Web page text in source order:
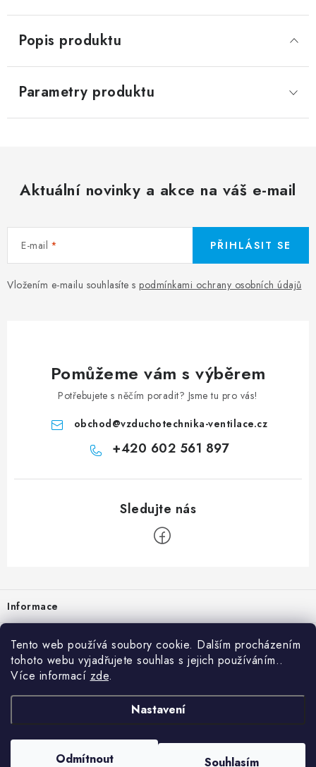
Tento web používá soubory cookie. Dalším procházením
tohoto webu vyjadřujete souhlas s jejich používáním..
Více informací zde.
Nastavení
Odmítnout Souhlasím
Popis produktu
Parametry produktu
Aktuální novinky a akce na váš e-mail
E-mail
Vložením e-mailu souhlasíte s podmínkami ochrany osobních údajů
PŘIHLÁSIT SE
Pomůžeme vám s výběrem
Potřebujete s něčím poradit? Jsme tu pro vás!
obchod@vzduchotechnika-ventilace.cz
+420 602 561 897
Informace
Prodejna
Rady a tipy
vzduchotechnika-ventilace. Všechna práva vyhrazena.